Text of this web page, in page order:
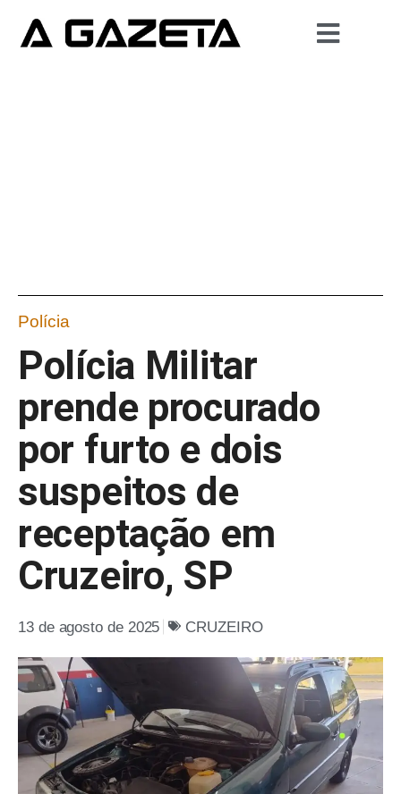
Polícia
Polícia Militar
prende procurado
por furto e dois
suspeitos de
receptação em
Cruzeiro, SP
13 de agosto de 2025 CRUZEIRO